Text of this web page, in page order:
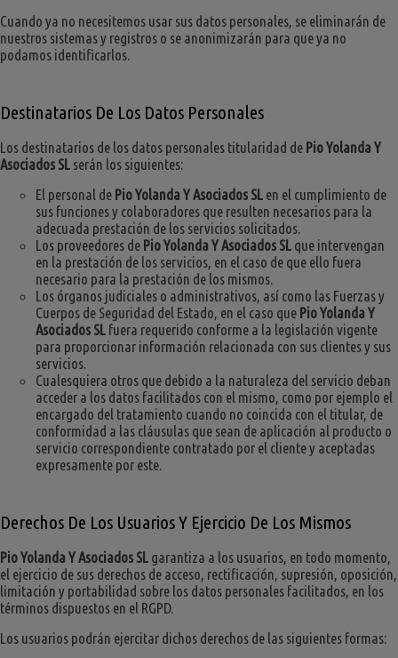
Cuando ya no necesitemos usar sus datos personales, se eliminarán de
nuestros sistemas y registros o se anonimizarán para que ya no
podamos identificarlos.
Destinatarios De Los Datos Personales
Los destinatarios de los datos personales titularidad de Pio Yolanda Y
Asociados SL serán los siguientes:
El personal de Pio Yolanda Y Asociados SL en el cumplimiento de
sus funciones y colaboradores que resulten necesarios para la
adecuada prestación de los servicios solicitados.
Los proveedores de Pio Yolanda Y Asociados SL que intervengan
en la prestación de los servicios, en el caso de que ello fuera
necesario para la prestación de los mismos.
Los órganos judiciales o administrativos, así como las Fuerzas y
Cuerpos de Seguridad del Estado, en el caso que Pio Yolanda Y
Asociados SL fuera requerido conforme a la legislación vigente
para proporcionar información relacionada con sus clientes y sus
servicios.
Cualesquiera otros que debido a la naturaleza del servicio deban
acceder a los datos facilitados con el mismo, como por ejemplo el
encargado del tratamiento cuando no coincida con el titular, de
conformidad a las cláusulas que sean de aplicación al producto o
servicio correspondiente contratado por el cliente y aceptadas
expresamente por este.
Derechos De Los Usuarios Y Ejercicio De Los Mismos
Pio Yolanda Y Asociados SL garantiza a los usuarios, en todo momento,
el ejercicio de sus derechos de acceso, rectificación, supresión, oposición,
limitación y portabilidad sobre los datos personales facilitados, en los
términos dispuestos en el RGPD.
Los usuarios podrán ejercitar dichos derechos de las siguientes formas: